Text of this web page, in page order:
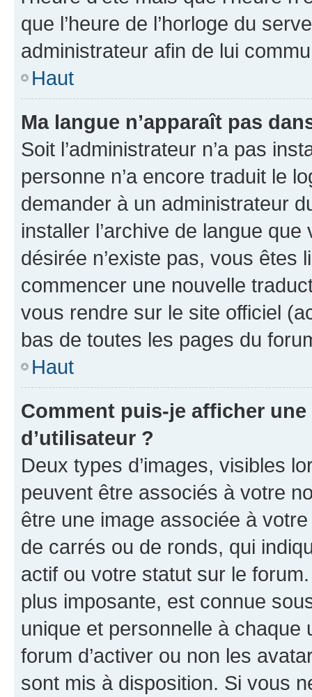
que l’heure de l’horloge du
administrateur afin de lui
Haut
Ma langue n’apparaît pas
Soit l’administrateur n’a pas
personne n’a encore traduit le
demander à un administrateur
installer l’archive de langue
désirée n’existe pas, vous êtes
commencer une nouvelle
vous rendre sur le site officiel
bas de toutes les pages du
Haut
Comment puis-je afficher
d’utilisateur ?
Deux types d’images, visibles
peuvent être associés à votre
être une image associée à
de carrés ou de ronds, qui
actif ou votre statut sur le
plus imposante, est connue
unique et personnelle à chaque
forum d’activer ou non les
sont mis à disposition. Si vous